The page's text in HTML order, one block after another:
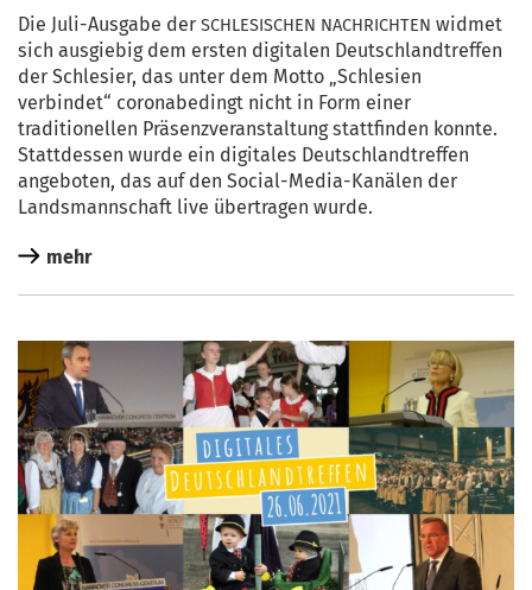
Die Juli-Aus­ga­be der SCHLESISCHEN NACHRICHTEN wid­met
sich aus­gie­big dem ers­ten digi­ta­len Deutsch­land­tref­fen
der Schle­si­er, das unter dem Mot­to „Schle­si­en
ver­bin­det“ coro­nabe­dingt nicht in Form einer
tra­di­tio­nel­len Prä­senz­ver­an­stal­tung statt­fin­den konn­te.
Statt­des­sen wur­de ein digi­ta­les Deutsch­land­tref­fen
ange­bo­ten, das auf den Social-Media-Kanä­len der
Lands­mann­schaft live über­tra­gen wurde.
mehr